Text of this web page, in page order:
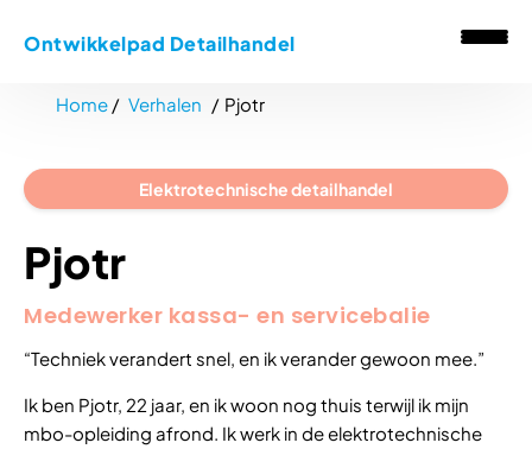
Ontwikkelpad Detailhandel
Home Verhalen Pjotr
Elektrotechnische detailhandel
Pjotr
Medewerker kassa- en servicebalie
“Techniek verandert snel, en ik verander gewoon mee.”
Ik ben Pjotr, 22 jaar, en ik woon nog thuis terwijl ik mijn
mbo-opleiding afrond. Ik werk in de elektrotechnische